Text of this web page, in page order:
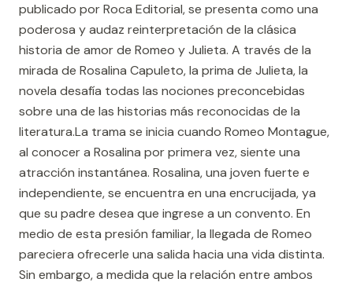
publicado por Roca Editorial, se presenta como una
poderosa y audaz reinterpretación de la clásica
historia de amor de Romeo y Julieta. A través de la
mirada de Rosalina Capuleto, la prima de Julieta, la
novela desafía todas las nociones preconcebidas
sobre una de las historias más reconocidas de la
literatura.La trama se inicia cuando Romeo Montague,
al conocer a Rosalina por primera vez, siente una
atracción instantánea. Rosalina, una joven fuerte e
independiente, se encuentra en una encrucijada, ya
que su padre desea que ingrese a un convento. En
medio de esta presión familiar, la llegada de Romeo
pareciera ofrecerle una salida hacia una vida distinta.
Sin embargo, a medida que la relación entre ambos